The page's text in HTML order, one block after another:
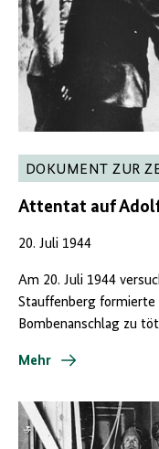
DOKUMENT ZUR
Attentat auf
20. Juli 1944
Am 20. Juli 1944
Stauffenberg
Bombenanschlag zu
Mehr